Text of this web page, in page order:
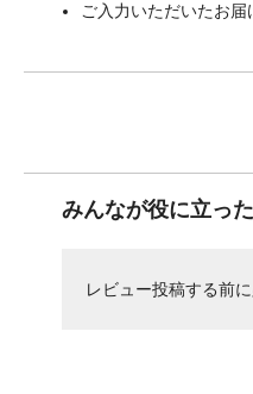
ご入力いただいたお
みんなが役に立っ
レビュー投稿する前